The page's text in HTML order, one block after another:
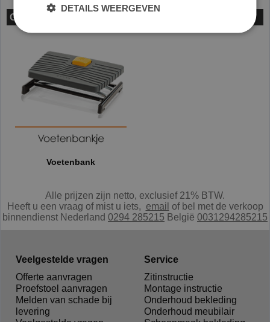
Gerelateerde Producten
Voetenbank
Alle prijzen zijn netto, exclusief 21% BTW.
Heeft u een vraag of mist u iets, email of bel met de verkoop
binnendienst Nederland 0294 285215 België 0031294285215
Veelgestelde vragen
Offerte aanvragen
Proefstoel aanvragen
Melden van schade bij
levering
Service
Zitinstructie
Montage instructie
Onderhoud bekleding
Onderhoud meubilair
DETAILS WEERGEVEN